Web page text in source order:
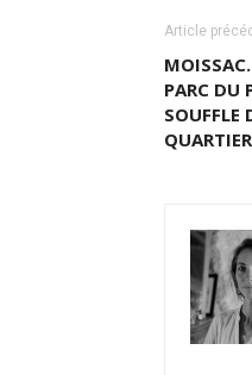
Article
PARC DU
SOUFFLE
QUARTIER